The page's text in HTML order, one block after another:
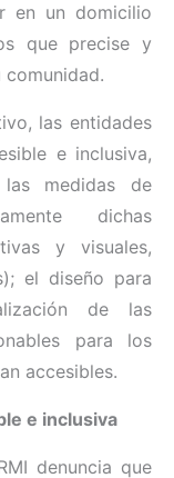
en un domicilio
que precise y
las entidades
e inclusiva,
medidas de
dichas
y visuales,
el diseño para
de las
para los
accesibles.
e inclusiva
denuncia que